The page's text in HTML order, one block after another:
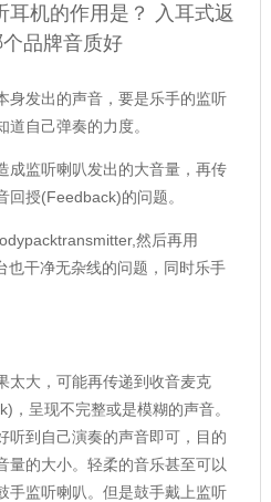
耳机的作用是？ 入耳式返
品牌音质好
身发出的声音，要是乐手的监听
自己弹奏的力度。
成监听喇叭发出的大音量，再传
授(Feedback)的问题。
然后再用
也干净无杂线的问题，同时乐手
太大，可能再传递到收音麦克
，呈现不完整或是模糊的声音。
听到自己演奏的声音即可，目的
量的大小。轻柔的音乐甚至可以
手监听喇叭。但是鼓手戴上监听